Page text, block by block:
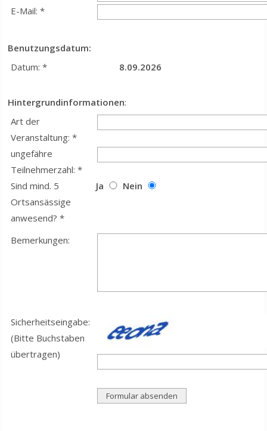
E-Mail: *
Benutzungsdatum:
Datum: *
8.09.2026
Hintergrundinformationen:
Art der
Veranstaltung: *
ungefähre
Teilnehmerzahl: *
Sind mind. 5
Ortsansässige
anwesend? *
Ja Nein
Bemerkungen:
Sicherheitseingabe:
(Bitte Buchstaben
übertragen)